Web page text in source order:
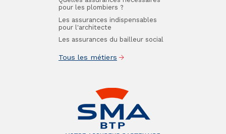
pour les plombiers ?
Les assurances indispensables
pour l'architecte
Les assurances du bailleur social
Tous les métiers